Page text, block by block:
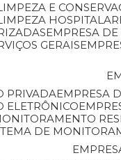
E
HOSPITALAR
EMPRESA
GERAIS
PRIVADA EMPRESA
ELETRÔNICO
DE